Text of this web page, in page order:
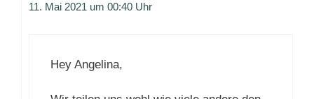
11. Mai 2021 um 00:40 Uhr
Hey Angelina,